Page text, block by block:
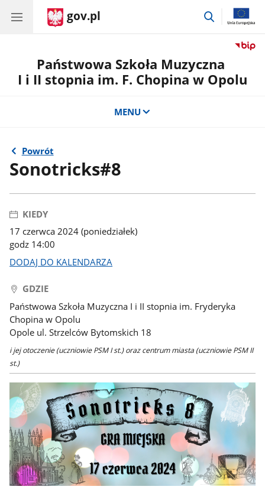
gov.pl
przejdź
Państwowa Szkoła Muzyczna
I i II stopnia im. F. Chopina w Opolu
MENU
Powrót
Sonotricks#8
KIEDY
17 czerwca 2024 (poniedziałek)
godz 14:00
DODAJ DO KALENDARZA
GDZIE
Państwowa Szkoła Muzyczna I i II stopnia im. Fryderyka
Chopina w Opolu
Opole ul. Strzelców Bytomskich 18
i jej otoczenie (uczniowie PSM I st.) oraz centrum miasta (uczniowie PSM II
st.)